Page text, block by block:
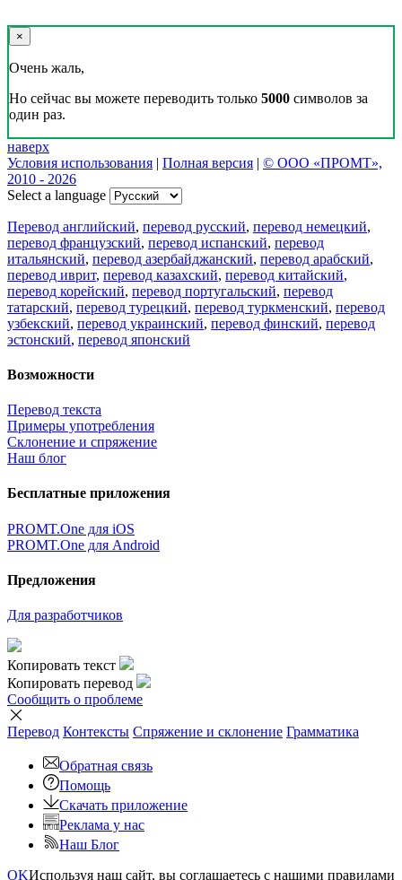
×
Очень жаль,
Но сейчас вы можете переводить только 5000 символов за
один раз.
наверх
Условия использования | Полная версия | © ООО «ПРОМТ»,
2010 - 2026
Select a language
Перевод английский, перевод русский, перевод немецкий,
перевод французский, перевод испанский, перевод
итальянский, перевод азербайджанский, перевод арабский,
перевод иврит, перевод казахский, перевод китайский,
перевод корейский, перевод португальский, перевод
татарский, перевод турецкий, перевод туркменский, перевод
узбекский, перевод украинский, перевод финский, перевод
эстонский, перевод японский
Возможности
Перевод текста
Примеры употребления
Склонение и спряжение
Наш блог
Бесплатные приложения
PROMT.One для iOS
PROMT.One для Android
Предложения
Для разработчиков
Копировать текст
Копировать перевод
Сообщить о проблеме
Перевод Контексты Спряжение и склонение Грамматика
Обратная связь
Помощь
Скачать приложение
Реклама у нас
Наш Блог
OKИспользуя наш сайт, вы соглашаетесь с нашими правилами